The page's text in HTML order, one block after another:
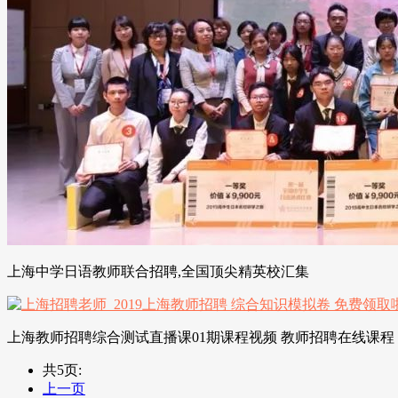
上海中学日语教师联合招聘,全国顶尖精英校汇集
上海教师招聘综合测试直播课01期课程视频 教师招聘在线课程
共5页:
上一页